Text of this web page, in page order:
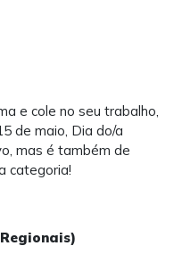
e cole no seu trabalho,
de maio, Dia do/a
mas é também de
categoria!